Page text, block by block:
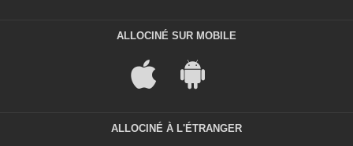
ALLOCINÉ SUR MOBILE
ALLOCINÉ À L'ÉTRANGER